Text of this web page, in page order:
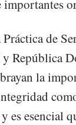
de
República
la
es esencial